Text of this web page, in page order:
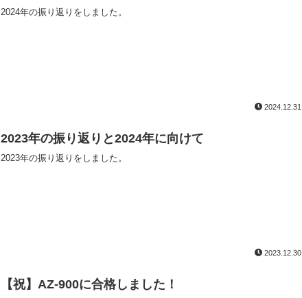
2024年の振り返りをしました。
2024.12.31
2023年の振り返りと2024年に向けて
2023年の振り返りをしました。
2023.12.30
【祝】AZ-900に合格しました！